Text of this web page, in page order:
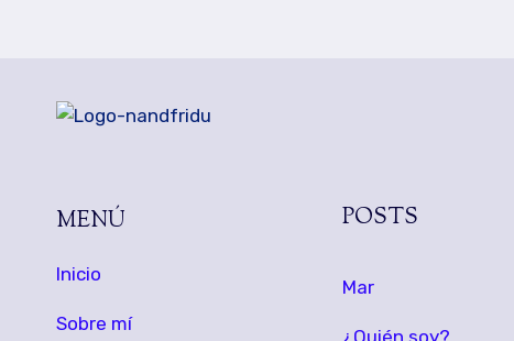
MENÚ
Inicio
Sobre mí
POSTS
Mar
¿Quién soy?